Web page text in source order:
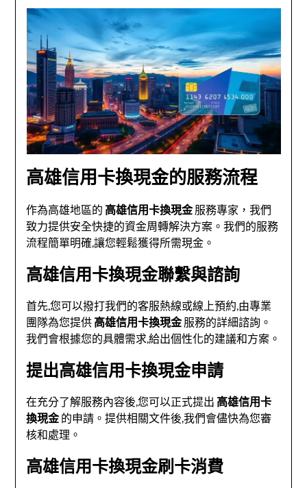
高雄信用卡換現金的服務流程
作為高雄地區的 高雄信用卡換現金服務專家，我們
致力提供安全快捷的資金周轉解決方案。我們的服務
流程簡單明確,讓您輕鬆獲得所需現金。
高雄信用卡換現金聯繫與諮詢
首先,您可以撥打我們的客服熱線或線上預約,由專業
團隊為您提供 高雄信用卡換現金服務的詳細諮詢。
我們會根據您的具體需求,給出個性化的建議和方案。
提出高雄信用卡換現金申請
在充分了解服務內容後,您可以正式提出 高雄信用卡
換現金的申請。提供相關文件後,我們會儘快為您審
核和處理。
高雄信用卡換現金刷卡消費